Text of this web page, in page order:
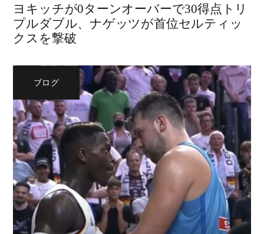
ヨキッチが0ターンオーバーで30得点トリ
プルダブル、ナゲッツが首位セルティッ
クスを撃破
ブログ